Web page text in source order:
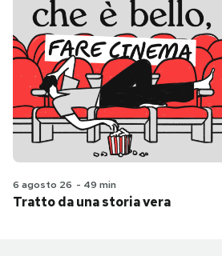
6 agosto 26 - 49 min
Tratto da una storia vera